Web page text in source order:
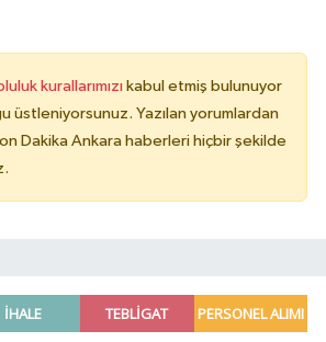
kurallarımızı kabul etmiş bulunuyor
üstleniyorsunuz. Yazılan yorumlardan
Dakika Ankara haberleri hiçbir şekilde